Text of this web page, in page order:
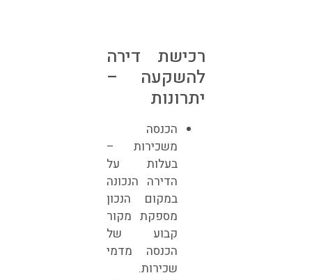
רכישת דירה
להשקעה –
יתרונות
הכנסה
משכירות –
בעלות על
הדירה הנכונה
במקום הנכון
מספקת מקור
קבוע של
הכנסה מדמי
שכירות.